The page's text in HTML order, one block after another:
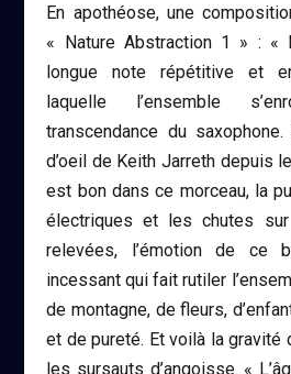
En apothéose, une
« Nature Abstraction 1 » : «
longue note répétitive et
laquelle l’ensemble
transcendance du
d’oeil de Keith Jarreth depuis
est bon dans ce morceau, la
électriques et les chutes
relevées, l’émotion de ce
incessant qui fait rutiler
de montagne, de fleurs,
et de pureté. Et voilà la gravité
les sursauts d’angoisse. «